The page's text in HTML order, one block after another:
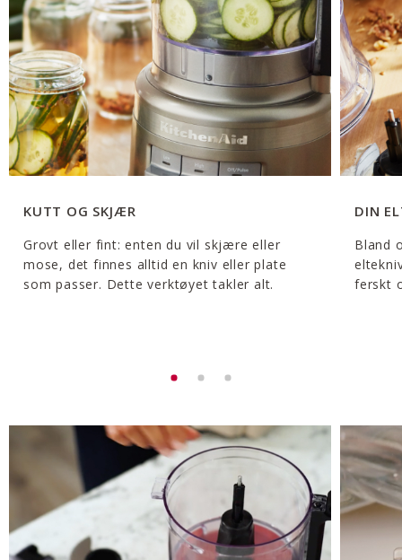
KUTT OG SKJÆR
Grovt eller fint: enten du vil skjære eller
mose, det finnes alltid en kniv eller plate
som passer. Dette verktøyet takler alt.
DIN
Bland
ferskt